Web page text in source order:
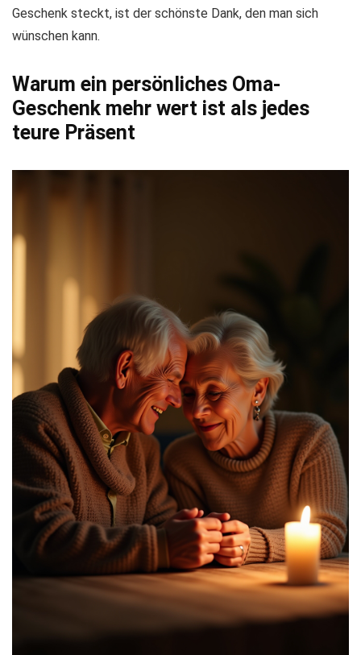
Geschenk steckt, ist der schönste Dank, den man sich
wünschen kann.
Warum ein persönliches Oma-
Geschenk mehr wert ist als jedes
teure Präsent